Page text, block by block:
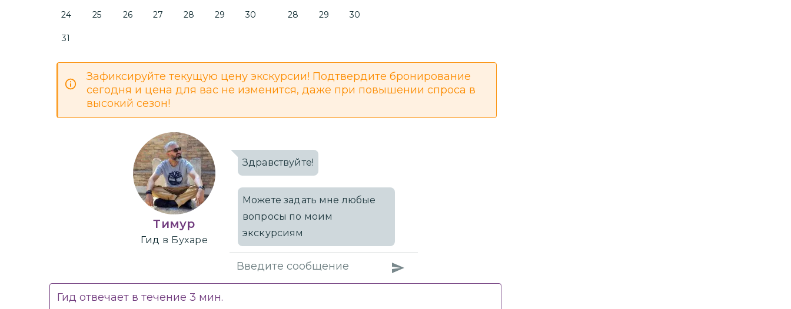
24 25 26 27 28 29 30
31
28 29 30
Зафиксируйте текущую цену экскурсии! Подтвердите бронирование
сегодня и цена для вас не изменится, даже при повышении спроса в
высокий сезон!
Тимур
Гид в Бухаре
Здравствуйте!
Можете задать мне любые
вопросы по моим
экскурсиям
Гид отвечает в течение 3 мин.